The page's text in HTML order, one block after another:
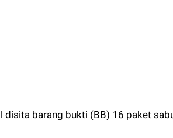
disita barang bukti (BB) 16 paket